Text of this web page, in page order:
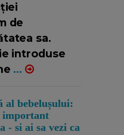
de
sa.
introduse
...
al bebelușului:
important
- si ai sa vezi ca